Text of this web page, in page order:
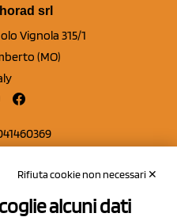
srl
Vignola 315/1
(MO)
50.000,00 i.v.
Rifiuta cookie non necessari ✕
alcuni dati